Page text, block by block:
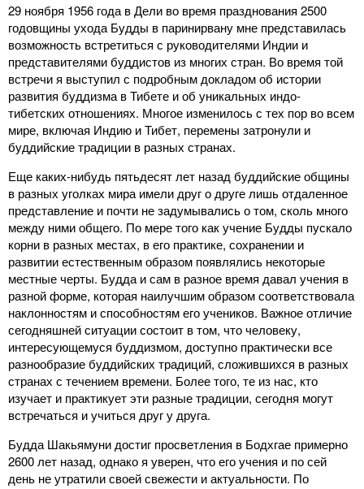
29 ноября 1956 года в Дели во время празднования 2500
годовщины ухода Будды в паринирвану мне представилась
возможность встретиться с руководителями Индии и
представителями буддистов из многих стран. Во время той
встречи я выступил с подробным докладом об истории
развития буддизма в Тибете и об уникальных индо-
тибетских отношениях. Многое изменилось с тех пор во всем
мире, включая Индию и Тибет, перемены затронули и
буддийские традиции в разных странах.
Еще каких-нибудь пятьдесят лет назад буддийские общины
в разных уголках мира имели друг о друге лишь отдаленное
представление и почти не задумывались о том, сколь много
между ними общего. По мере того как учение Будды пускало
корни в разных местах, в его практике, сохранении и
развитии естественным образом появлялись некоторые
местные черты. Будда и сам в разное время давал учения в
разной форме, которая наилучшим образом соответствовала
наклонностям и способностям его учеников. Важное отличие
сегодняшней ситуации состоит в том, что человеку,
интересующемуся буддизмом, доступно практически все
разнообразие буддийских традиций, сложившихся в разных
странах с течением времени. Более того, те из нас, кто
изучает и практикует эти разные традиции, сегодня могут
встречаться и учиться друг у друга.
Будда Шакьямуни достиг просветления в Бодхгае примерно
2600 лет назад, однако я уверен, что его учения и по сей
день не утратили своей свежести и актуальности. По